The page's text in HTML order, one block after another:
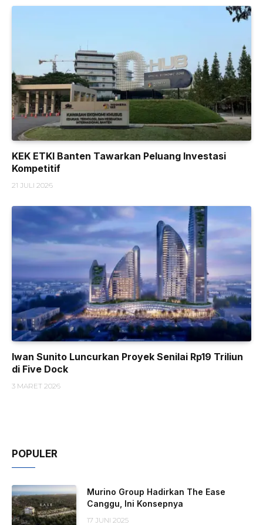
KEK ETKI Banten Tawarkan Peluang Investasi
Kompetitif
21 JULI 2026
Iwan Sunito Luncurkan Proyek Senilai Rp19 Triliun
di Five Dock
3 MARET 2026
POPULER
Murino Group Hadirkan The Ease
Canggu, Ini Konsepnya
17 JUNI 2025